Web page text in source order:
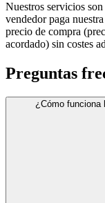
Nuestros servicios
vendedor paga
precio de compra
acordado) sin costes
Preguntas
¿Cómo funciona